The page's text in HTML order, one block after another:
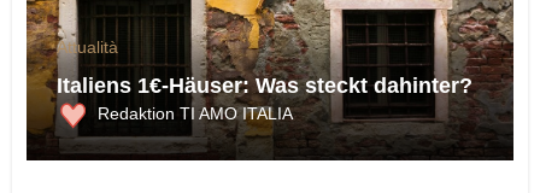
Attualità
Italiens 1€-Häuser: Was steckt dahinter?
Redaktion TI AMO ITALIA